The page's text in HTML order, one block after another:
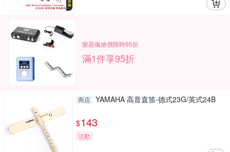
樂器瘋搶價限時95折
滿1件享95折
商店 YAMAHA 高音直笛-德式23G/英式24B
$143
活動